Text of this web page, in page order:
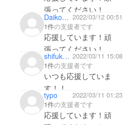
張ってください！
Daikoku1231 2022/03/12 00:51
1件の支援者です
応援しています！頑
張ってください！
shifukuno 2022/03/11 15:08
1件の支援者です
いつも応援していま
す！！
たまにはリフレッシュ
する時間つくって下さ
typo
2022/03/11 01:23
1件の支援者です
応援しています！頑